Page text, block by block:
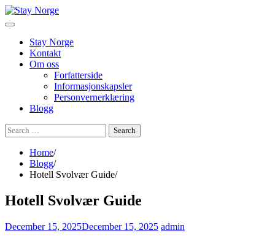
Skip
to
Stay Norge
Kontakt
Om oss
Forfatterside
Informasjonskapsler
Personvernerklæring
Blogg
Search
for:
Home
Blogg
Hotell Svolvær Guide
Hotell Svolvær Guide
December 15, 2025December 15, 2025 admin